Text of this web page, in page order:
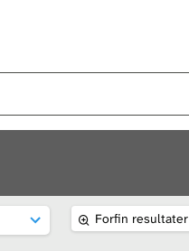
Forfin resultater